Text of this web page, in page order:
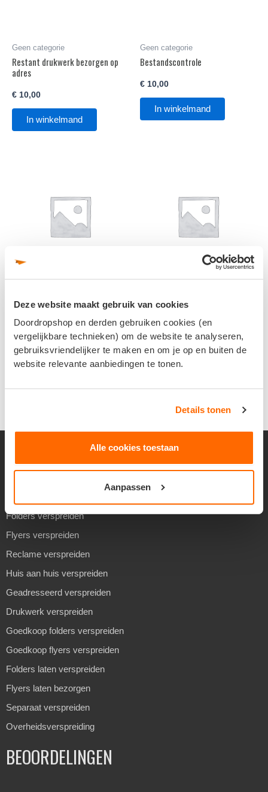
Deze website maakt gebruik van cookies
Doordropshop en derden gebruiken cookies (en
vergelijkbare technieken) om de website te analyseren,
gebruiksvriendelijker te maken en om je op en buiten de
website relevante aanbiedingen te tonen.
Details tonen
Alle cookies toestaan
Aanpassen
Geen categorie
Restant drukwerk bezorgen op
adres
€ 10,00
In winkelmand
Geen categorie
Bestandscontrole
€ 10,00
In winkelmand
PO nummer
Verder lezen
Kosten ongebundelde levering
€5,00
In winkelmand
VERSPREIDEN
Folders verspreiden
Flyers verspreiden
Reclame verspreiden
Huis aan huis verspreiden
Geadresseerd verspreiden
Drukwerk verspreiden
Goedkoop folders verspreiden
Goedkoop flyers verspreiden
Folders laten verspreiden
Flyers laten bezorgen
Separaat verspreiden
Overheidsverspreiding
BEOORDELINGEN